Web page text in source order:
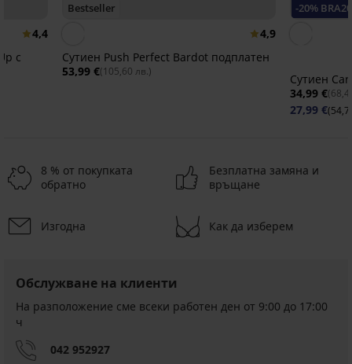
4,4
с
Bestseller
4,9
Сутиен Push Perfect Bardot подплатен
53,99 €(105,60 лв.)
-20% BRA20
Сутиен
34,99 €
27,99 €
8 % от покупката
обратно
Безплатна замяна и
връщане
Изгодна Как да изберем
Обслужване на клиенти
На разположение сме всеки работен ден от 9:00 до 17:00
ч
042 952927